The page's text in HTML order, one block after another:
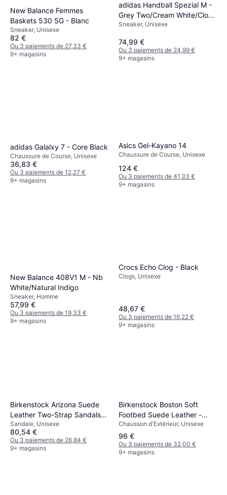
New Balance Femmes
Baskets 530 SG - Blanc
Sneaker, Unisexe
82 €
Ou 3 paiements de 27,33 €
9+ magasins
adidas Handball Spezial M -
Grey Two/Cream White/Cloud
White
Sneaker, Unisexe
74,99 €
Ou 3 paiements de 24,99 €
9+ magasins
adidas Galalxy 7 - Core Black
Chaussure de Course, Unisexe
36,83 €
Ou 3 paiements de 12,27 €
9+ magasins
Asics Gel-Kayano 14
Chaussure de Course, Unisexe
124 €
Ou 3 paiements de 41,33 €
9+ magasins
New Balance 408V1 M - Nb
White/Natural Indigo
Sneaker, Homme
57,99 €
Ou 3 paiements de 19,33 €
9+ magasins
Crocs Echo Clog - Black
Clogs, Unisexe
48,67 €
Ou 3 paiements de 16,22 €
9+ magasins
Birkenstock Arizona Suede
Leather Two-Strap Sandals -
Taupe
Sandale, Unisexe
80,54 €
Ou 3 paiements de 26,84 €
9+ magasins
Birkenstock Boston Soft
Footbed Suede Leather -
Taupe
Chausson d'Extérieur, Unisexe
96 €
Ou 3 paiements de 32,00 €
9+ magasins